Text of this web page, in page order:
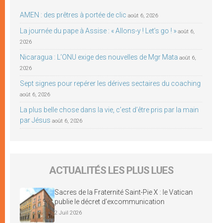
AMEN : des prêtres à portée de clic août 6, 2026
La journée du pape à Assise : « Allons-y ! Let’s go ! » août 6,
2026
Nicaragua : L’ONU exige des nouvelles de Mgr Mata août 6,
2026
Sept signes pour repérer les dérives sectaires du coaching
août 6, 2026
La plus belle chose dans la vie, c’est d’être pris par la main
par Jésus août 6, 2026
ACTUALITÉS LES PLUS LUES
Sacres de la Fraternité Saint-Pie X : le Vatican
publie le décret d’excommunication
2 Juil 2026